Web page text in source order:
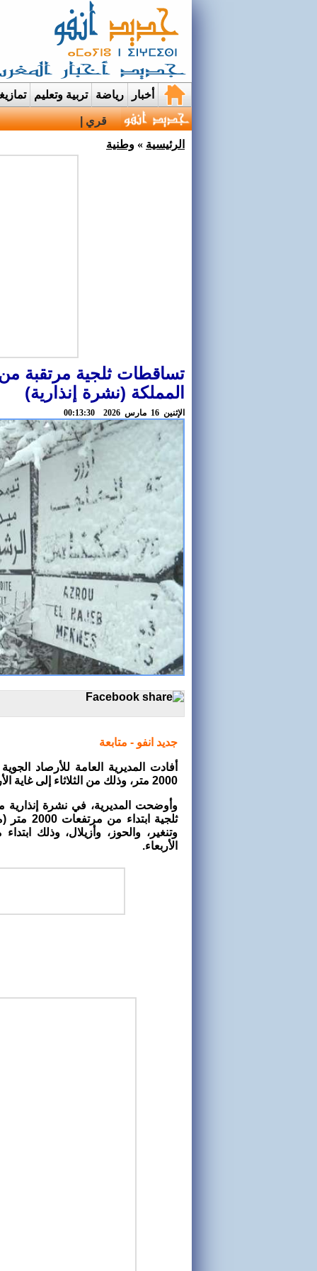
أخبار رياضة تربية وتعليم
قرية إيمي نواسيف
الرئيسية » وطنية
تساقطات ثلجية مرتقبة من
المملكة (نشرة إنذارية)
اﻹثنين 16 مارس 2026 00:13:30
جديد انفو - متابعة
أفادت المديرية العامة للأرصاد
2000 متر، وذلك من الثلاثاء إلى غاية الأربعاء بعدد من مناطق المملكة.
وأوضحت المديرية، في نشرة
وتنغير، والحوز، وأزيلال، وذلك
الأربعاء.